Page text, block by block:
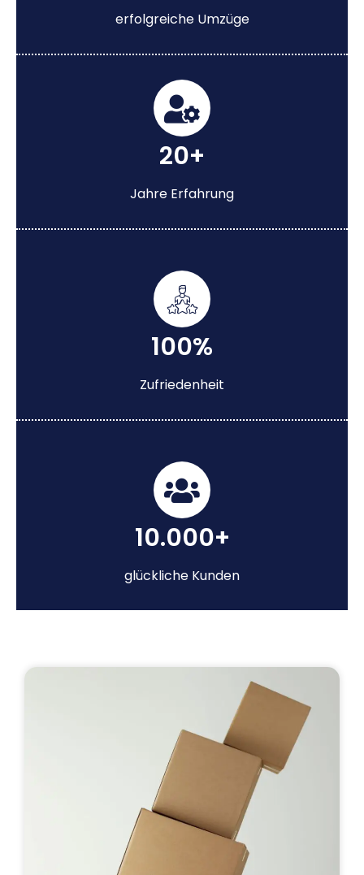
erfolgreiche Umzüge
20+
Jahre Erfahrung
100%
Zufriedenheit
10.000+
glückliche Kunden